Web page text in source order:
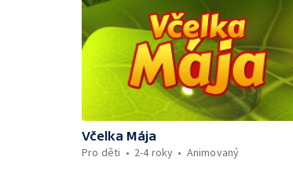
Včelka Mája
Pro děti
2-4 roky Animovaný